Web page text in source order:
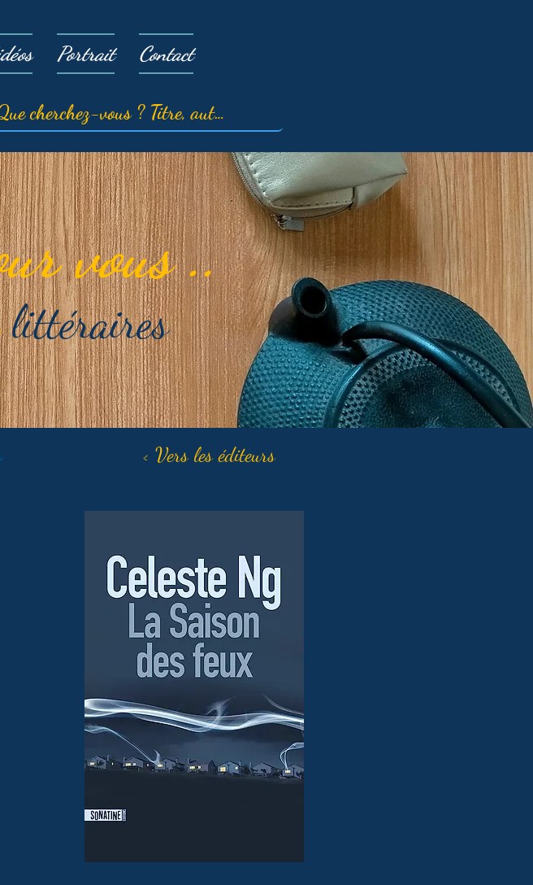
Portrait Contact
vous ..
littéraires
< Vers les éditeurs